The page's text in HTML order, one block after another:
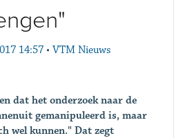
14:57 • VTM Nieuws
dat het onderzoek naar de
gemanipuleerd is, maar
wel kunnen." Dat zegt